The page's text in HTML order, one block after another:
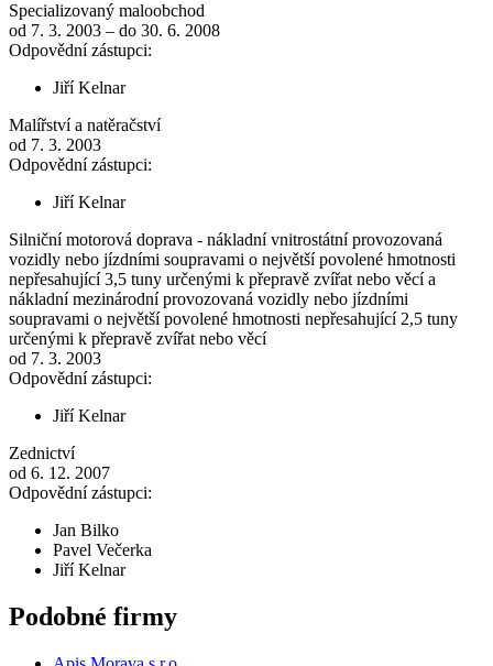
Specializovaný maloobchod
od 7. 3. 2003 – do 30. 6. 2008
Odpovědní zástupci:
Jiří Kelnar
Malířství a natěračství
od 7. 3. 2003
Odpovědní zástupci:
Jiří Kelnar
Silniční motorová doprava - nákladní vnitrostátní provozovaná
vozidly nebo jízdními soupravami o největší povolené hmotnosti
nepřesahující 3,5 tuny určenými k přepravě zvířat nebo věcí a
nákladní mezinárodní provozovaná vozidly nebo jízdními
soupravami o největší povolené hmotnosti nepřesahující 2,5 tuny
určenými k přepravě zvířat nebo věcí
od 7. 3. 2003
Odpovědní zástupci:
Jiří Kelnar
Zednictví
od 6. 12. 2007
Odpovědní zástupci:
Jan Bilko
Pavel Večerka
Jiří Kelnar
Podobné firmy